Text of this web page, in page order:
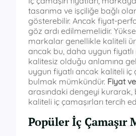
tasarıma ve işçiliğe bağlı
gösterebilir. Ancak fiyat-
göz ardı edilmemelidir.
markalar genellikle kaliteli
ancak bu, daha uygun fiyatlı
kalitesiz olduğu anlamına
uygun fiyatlı ancak kaliteli iç
bulmak mümkündür. Fiyat
arasındaki dengeyi kurarak,
kaliteli iç çamaşırları tercih
Popüler İç Çamaşır